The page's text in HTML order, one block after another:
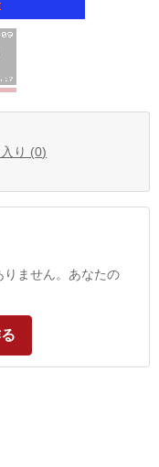
り (0)
りません。あなたの